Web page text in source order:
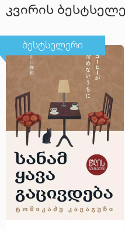
კვირის
ბესტსელერი